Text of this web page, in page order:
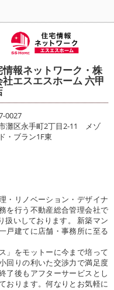
情報ネットワーク・株
社エスエスホーム 六甲
0027
灘区永手町2丁目2-11 メゾ
・ブラン1F東
・リノベーション・デザイナ
を行う不動産総合管理会社で
扱いしております。 新築マン
戸建てに店舗・事務所に至る
」をモットーに今まで培って
回りの利いた交渉力で満足度
了後もアフターサービスとし
おります。何なりとお気軽に